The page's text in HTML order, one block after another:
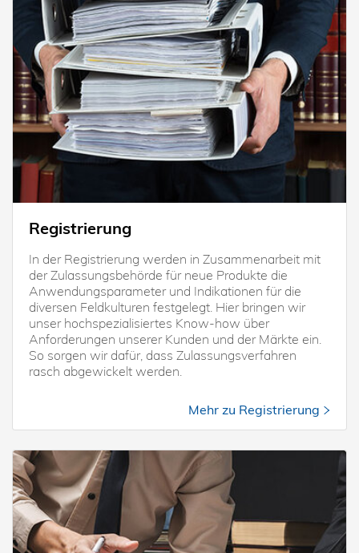
Registrierung
In der Registrierung werden in Zusammenarbeit mit
der Zulassungsbehörde für neue Produkte die
Anwendungsparameter und Indikationen für die
diversen Feldkulturen festgelegt. Hier bringen wir
unser hochspezialisiertes Know-how über
Anforderungen unserer Kunden und der Märkte ein.
So sorgen wir dafür, dass Zulassungsverfahren
rasch abgewickelt werden.
Mehr zu Registrierung